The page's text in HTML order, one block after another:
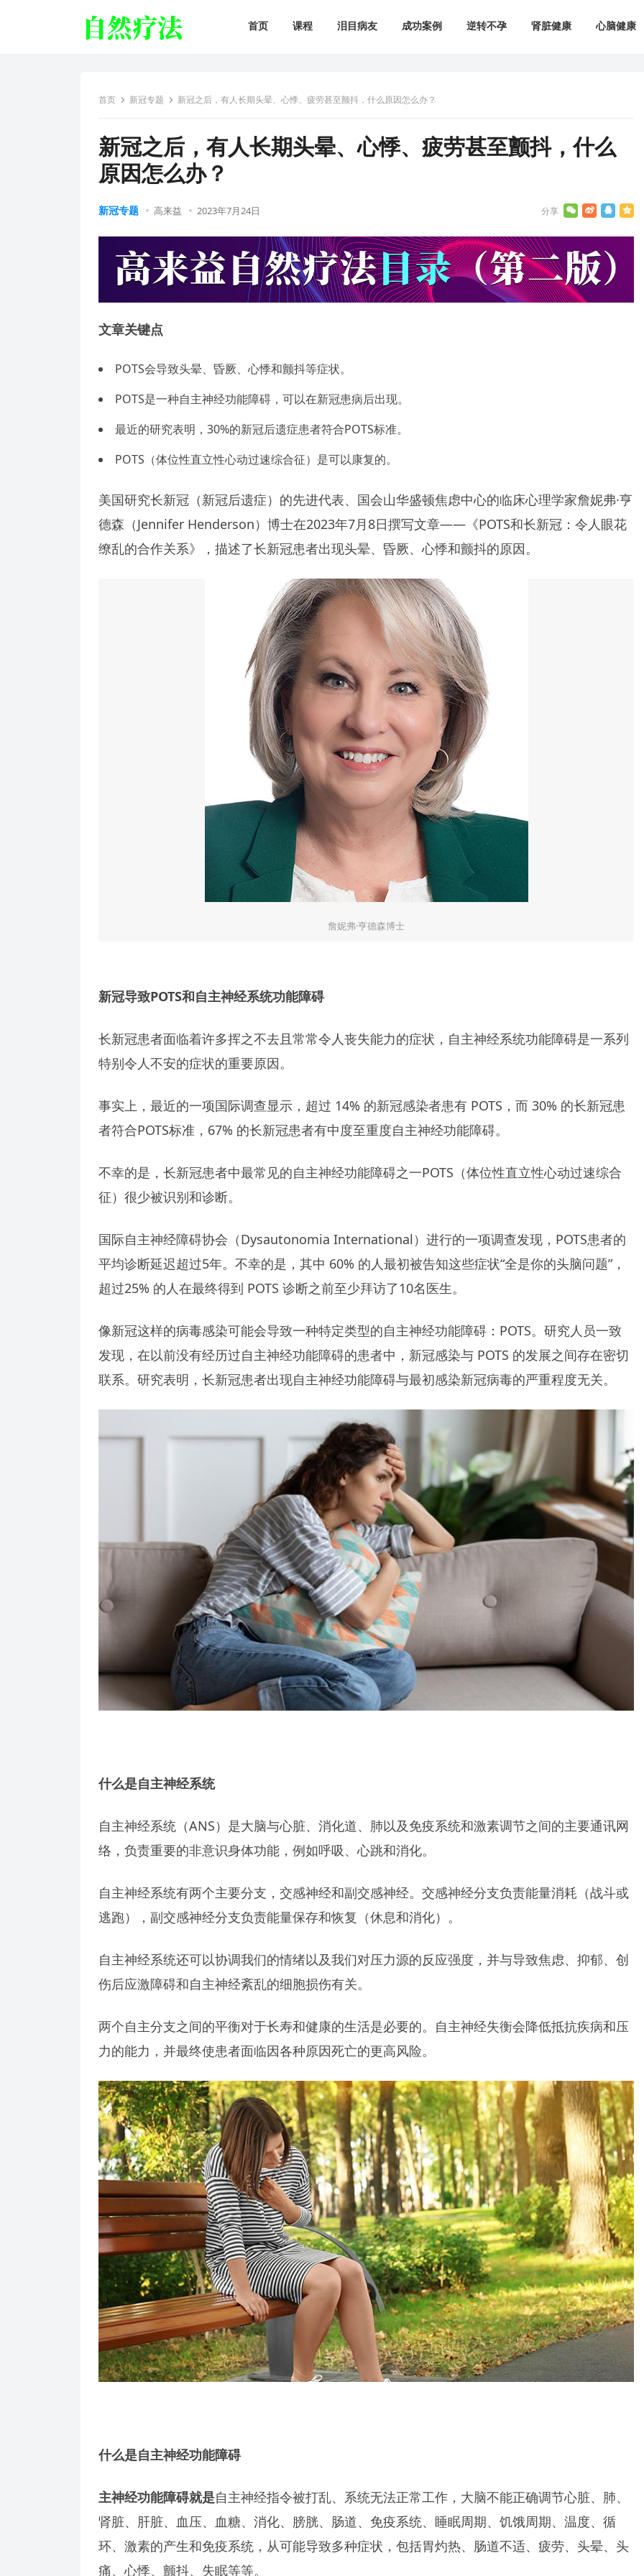
首页 课程 泪目病友 成功案例 逆转不孕 肾脏健康 心脑健康
首页 新冠专题 新冠之后，有人长期头晕、心悸、疲劳甚至颤抖，什么原因怎么办？
新冠之后，有人长期头晕、心悸、疲劳甚至颤抖，什么
原因怎么办？
新冠专题 高来益 2023年7月24日
文章关键点
POTS会导致头晕、昏厥、心悸和颤抖等症状。
POTS是一种自主神经功能障碍，可以在新冠患病后出现。
最近的研究表明，30%的新冠后遗症患者符合POTS标准。
POTS（体位性直立性心动过速综合征）是可以康复的。
美国研究长新冠（新冠后遗症）的先进代表、国会山华盛顿焦虑中心的临床心理学家詹妮弗·亨
德森（Jennifer Henderson）博士在2023年7月8日撰写文章——《POTS和长新冠：令人眼花
缭乱的合作关系》，描述了长新冠患者出现头晕、昏厥、心悸和颤抖的原因。
詹妮弗·亨德森博士
新冠导致POTS和自主神经系统功能障碍
长新冠患者面临着许多挥之不去且常常令人丧失能力的症状，自主神经系统功能障碍是一系列
特别令人不安的症状的重要原因。
事实上，最近的一项国际调查显示，超过 14% 的新冠感染者患有 POTS，而 30% 的长新冠患
者符合POTS标准，67% 的长新冠患者有中度至重度自主神经功能障碍。
不幸的是，长新冠患者中最常见的自主神经功能障碍之一POTS（体位性直立性心动过速综合
征）很少被识别和诊断。
国际自主神经障碍协会（Dysautonomia International）进行的一项调查发现，POTS患者的
平均诊断延迟超过5年。不幸的是，其中 60% 的人最初被告知这些症状“全是你的头脑问题”，
超过25% 的人在最终得到 POTS 诊断之前至少拜访了10名医生。
像新冠这样的病毒感染可能会导致一种特定类型的自主神经功能障碍：POTS。研究人员一致
发现，在以前没有经历过自主神经功能障碍的患者中，新冠感染与 POTS 的发展之间存在密切
联系。研究表明，长新冠患者出现自主神经功能障碍与最初感染新冠病毒的严重程度无关。
什么是自主神经系统
自主神经系统（ANS）是大脑与心脏、消化道、肺以及免疫系统和激素调节之间的主要通讯网
络，负责重要的非意识身体功能，例如呼吸、心跳和消化。
自主神经系统有两个主要分支，交感神经和副交感神经。交感神经分支负责能量消耗（战斗或
逃跑），副交感神经分支负责能量保存和恢复（休息和消化）。
自主神经系统还可以协调我们的情绪以及我们对压力源的反应强度，并与导致焦虑、抑郁、创
伤后应激障碍和自主神经紊乱的细胞损伤有关。
两个自主分支之间的平衡对于长寿和健康的生活是必要的。自主神经失衡会降低抵抗疾病和压
力的能力，并最终使患者面临因各种原因死亡的更高风险。
什么是自主神经功能障碍
主神经功能障碍就是自主神经指令被打乱、系统无法正常工作，大脑不能正确调节心脏、肺、
肾脏、肝脏、血压、血糖、消化、膀胱、肠道、免疫系统、睡眠周期、饥饿周期、温度、循
环、激素的产生和免疫系统，从可能导致多种症状，包括胃灼热、肠道不适、疲劳、头晕、头
痛、心悸、颤抖、失眠等等。